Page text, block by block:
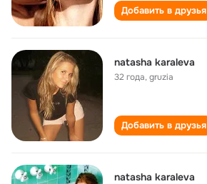
Добавить в друзья
natasha karaleva
32 года,gruzia
Добавить в друзья
natasha karaleva